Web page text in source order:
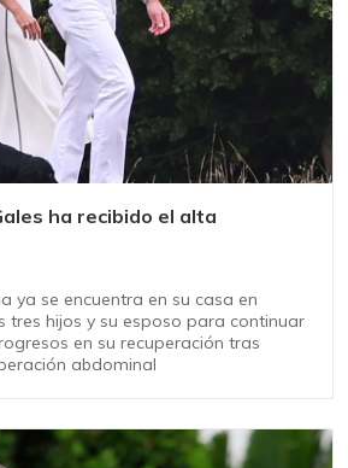
ha recibido el alta
ya se encuentra en su casa en
tres hijos y su esposo para continuar
en su recuperación tras
abdominal